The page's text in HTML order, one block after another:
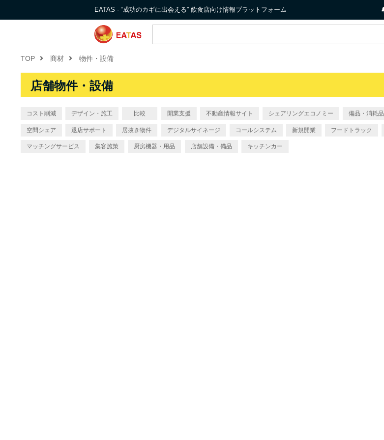
EATAS - “成功のカギに出会える” 飲食店向け情報プラットフォーム
TOP 商材 物件・設備
店舗物件・設備
コスト削減 デザイン・施工 比較 開業支援 不動産情報サイト シェアリングエコノミー 備品・消耗品
空間シェア 退店サポート 居抜き物件 デジタルサイネージ コールシステム 新規開業 フードトラック
マッチングサービス 集客施策 厨房機器・用品 店舗設備・備品 キッチンカー